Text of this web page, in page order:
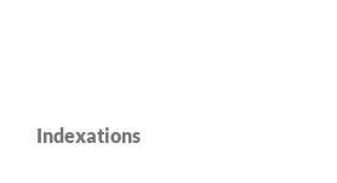
Indexations